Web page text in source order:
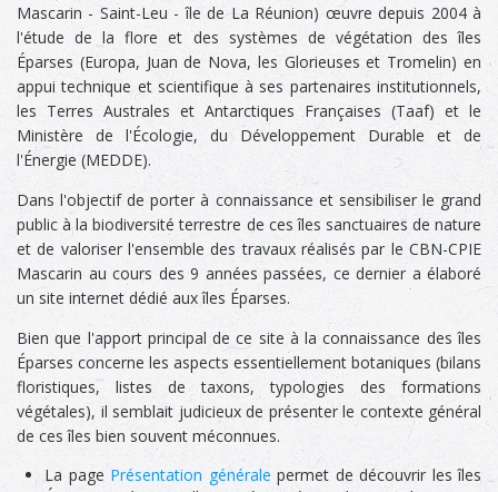
Mascarin - Saint-Leu - île de La Réunion) œuvre depuis 2004 à
l'étude de la flore et des systèmes de végétation des îles
Éparses (Europa, Juan de Nova, les Glorieuses et Tromelin) en
appui technique et scientifique à ses partenaires institutionnels,
les Terres Australes et Antarctiques Françaises (Taaf) et le
Ministère de l'Écologie, du Développement Durable et de
l'Énergie (MEDDE).
Dans l'objectif de porter à connaissance et sensibiliser le grand
public à la biodiversité terrestre de ces îles sanctuaires de nature
et de valoriser l'ensemble des travaux réalisés par le CBN-CPIE
Mascarin au cours des 9 années passées, ce dernier a élaboré
un site internet dédié aux îles Éparses.
Bien que l'apport principal de ce site à la connaissance des îles
Éparses concerne les aspects essentiellement botaniques (bilans
floristiques, listes de taxons, typologies des formations
végétales), il semblait judicieux de présenter le contexte général
de ces îles bien souvent méconnues.
La page Présentation générale permet de découvrir les îles